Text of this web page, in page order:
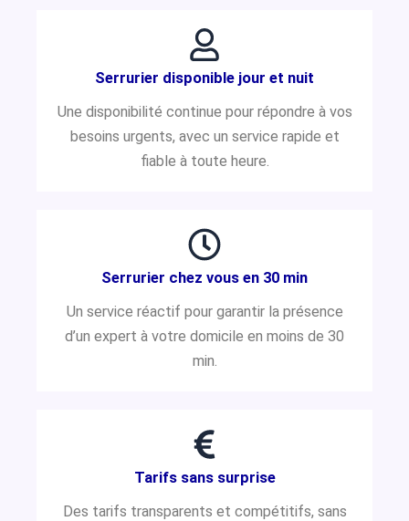
Serrurier disponible jour et nuit
Une disponibilité continue pour répondre à vos
besoins urgents, avec un service rapide et
fiable à toute heure.
Serrurier chez vous en 30 min
Un service réactif pour garantir la présence
d’un expert à votre domicile en moins de 30
min.
Tarifs sans surprise
Des tarifs transparents et compétitifs, sans